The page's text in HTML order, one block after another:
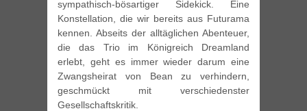
sympathisch-bösartiger Sidekick. Eine
Konstellation, die wir bereits aus Futurama
kennen. Abseits der alltäglichen Abenteuer,
die das Trio im Königreich Dreamland
erlebt, geht es immer wieder darum eine
Zwangsheirat von Bean zu verhindern,
geschmückt mit verschiedenster
Gesellschaftskritik.